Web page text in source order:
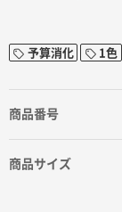
予算消化 1色
商品番号
商品サイズ